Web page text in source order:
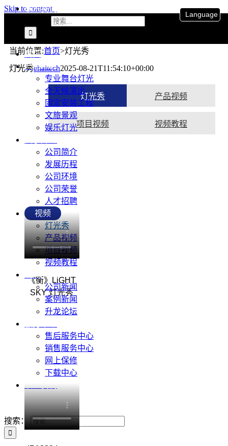
Skip to content
联系我们
首页
产品中心
专业舞台灯光
全天候演出
固定安装工程
文旅景观
娱乐灯光
公司简介
发展历程
公司环境
公司荣誉
人才招聘
视频
灯光秀
产品视频
项目视频
视频教程
新闻
公司新闻
案例新闻
升龙论坛
售后服务中心
销售服务中心
网上保修
下载中心
搜索：
当前位置:首页>灯光秀
灯光秀ehaitech2025-08-21T11:54:10+00:00
灯光秀 产品视频
项目视频 视频教程
《衡》LiGHT
SKY 灯光秀
Language